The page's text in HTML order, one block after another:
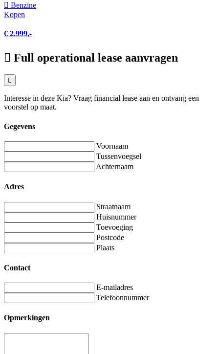
Benzine
Kopen
€ 2.999,-
Full operational lease aanvragen
Interesse in deze Kia? Vraag financial lease aan en ontvang een
voorstel op maat.
Gegevens
Voornaam
Tussenvoegsel
Achternaam
Adres
Straatnaam
Huisnummer
Toevoeging
Postcode
Plaats
Contact
E-mailadres
Telefoonnummer
Opmerkingen